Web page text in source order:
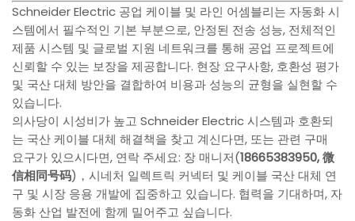
Schneider Electric 공업 케이블 및 라인 어셈블리는 자동화 시
스템에서 필수적인 기본 부분으로, 안정된 전송 성능, 전체적인
제품 시스템 및 글로벌 지원 네트워크를 통해 공업 프로젝트에
신뢰할 수 있는 보장을 제공합니다. 현장 요구사항, 호환성 평가
및 국산 대체 방안을 결합하여 비용과 성능의 균형을 실현할 수
있습니다.
의사당이 시성비가 높고 Schneider Electric 시스템과 호환되
는 국산 케이블 대체 해결책을 찾고 계신다면, 또는 관련 구매
요구가 있으시다면, 연락 주세요: 장 매니저(18665383950, 微
信相同号码)，시네처 일렉트릭 커넥터 및 케이블 국산 대체 연
구 및 시장 응용 개발에 집중하고 있습니다. 협력을 기대하며, 자
동화 산업 발전에 함께 밀어주고 싶습니다.